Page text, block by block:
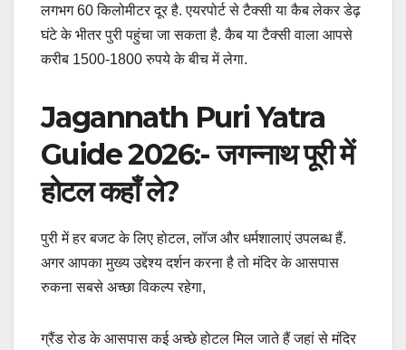
लगभग 60 किलोमीटर दूर है. एयरपोर्ट से टैक्सी या कैब लेकर डेढ़
घंटे के भीतर पुरी पहुंचा जा सकता है. कैब या टैक्सी वाला आपसे
करीब 1500-1800 रुपये के बीच में लेगा.
Jagannath Puri Yatra
Guide 2026:- जगन्नाथ पूरी में
होटल कहाँ ले?
पुरी में हर बजट के लिए होटल, लॉज और धर्मशालाएं उपलब्ध हैं.
अगर आपका मुख्य उद्देश्य दर्शन करना है तो मंदिर के आसपास
रुकना सबसे अच्छा विकल्प रहेगा,
ग्रैंड रोड के आसपास कई अच्छे होटल मिल जाते हैं जहां से मंदिर